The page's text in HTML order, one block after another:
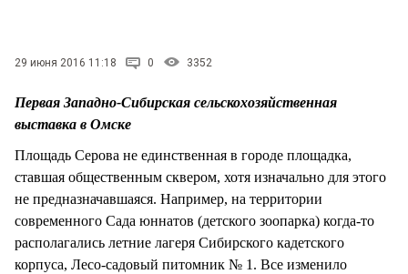
ПРОИСШЕСТВИЯ
СТИЛЬ ЖИЗНИ
29 июня 2016 11:18 0 3352
Первая Западно-Сибирская сельскохозяйственная
выставка в Омске
Площадь Серова не единственная в городе площадка,
ставшая общественным сквером, хотя изначально для этого
не предназначавшаяся. Например, на территории
современного Сада юннатов (детского зоопарка) когда-то
располагались летние лагеря Сибирского кадетского
корпуса, Лесо-садовый питомник № 1. Все изменило